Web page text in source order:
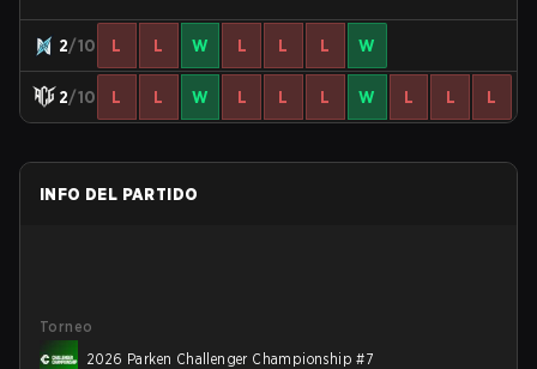
2/10 L L W L L L W
2/10 L L W L L L W L L L
INFO DEL PARTIDO
Torneo
2026 Parken Challenger Championship #7